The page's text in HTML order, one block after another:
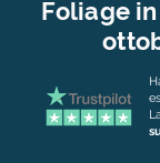
Foliage